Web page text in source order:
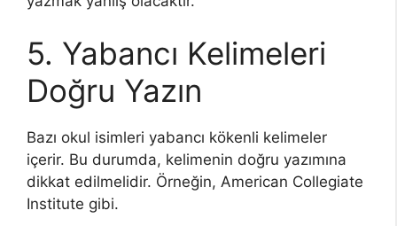
5. Yabancı Kelimeleri
Doğru Yazın
Bazı okul isimleri yabancı kökenli kelimeler
içerir. Bu durumda, kelimenin doğru yazımına
dikkat edilmelidir. Örneğin, American Collegiate
Institute gibi.